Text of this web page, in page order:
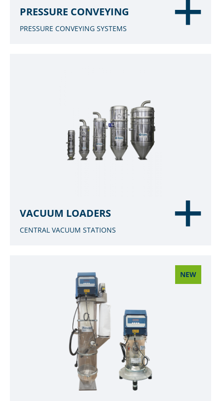
PRESSURE CONVEYING
PRESSURE CONVEYING SYSTEMS
VACUUM LOADERS
CENTRAL VACUUM STATIONS
NEW